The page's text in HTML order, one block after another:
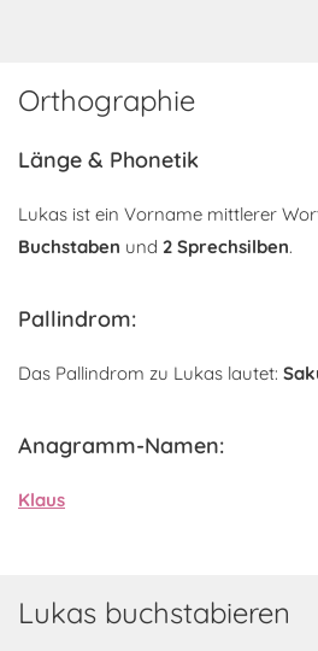
Orthographie
Länge & Phonetik
Lukas ist ein Vorname mittlerer
Buchstaben und 2 Sprechsilben.
Pallindrom:
Das Pallindrom zu Lukas lautet:
Anagramm-Namen:
Klaus
Lukas buchstabieren